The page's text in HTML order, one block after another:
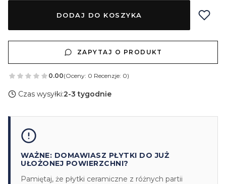
DODAJ DO KOSZYKA
ZAPYTAJ O PRODUKT
0.00(Oceny: 0 Recenzje: 0)
Czas wysyłki:2-3 tygodnie
WAŻNE: DOMAWIASZ PŁYTKI DO JUŻ
UŁOŻONEJ POWIERZCHNI?
Pamiętaj, że płytki ceramiczne z różnych partii